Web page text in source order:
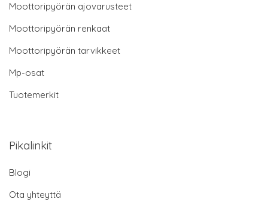
Moottoripyörän ajovarusteet
Moottoripyörän renkaat
Moottoripyörän tarvikkeet
Mp-osat
Tuotemerkit
Pikalinkit
Blogi
Ota yhteyttä